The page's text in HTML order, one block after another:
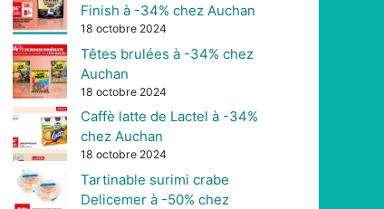
Finish à -34% chez Auchan
18 octobre 2024
Têtes brulées à -34% chez
Auchan
18 octobre 2024
Caffè latte de Lactel à -34%
chez Auchan
18 octobre 2024
Tartinable surimi crabe
Delicemer à -50% chez